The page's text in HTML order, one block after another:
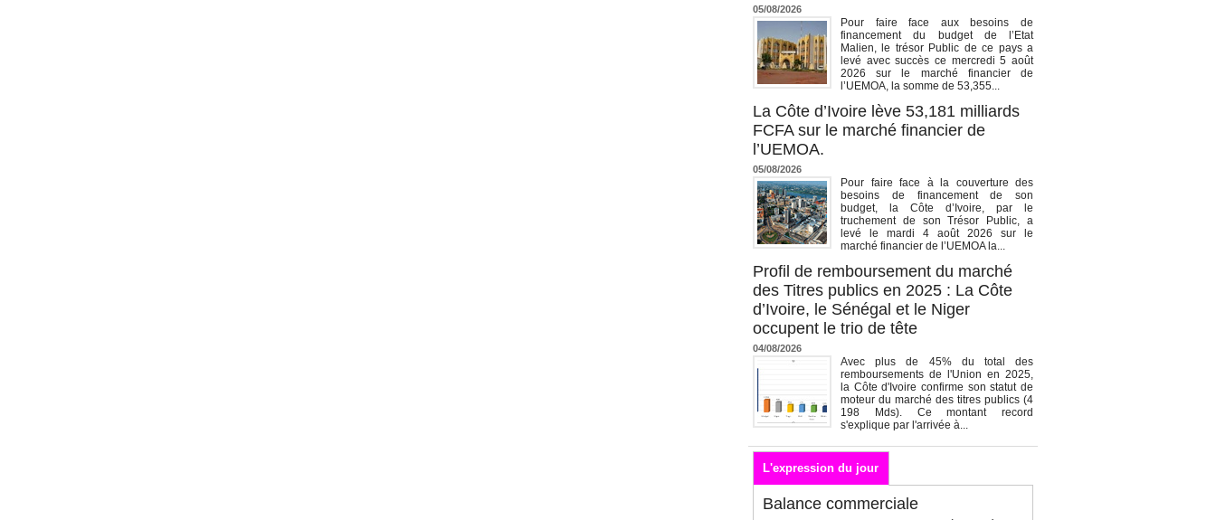
05/08/2026
Pour faire face aux besoins de
financement du budget de l’Etat
Malien, le trésor Public de ce pays a
levé avec succès ce mercredi 5 août
2026 sur le marché financier de
l’UEMOA, la somme de 53,355...
La Côte d’Ivoire lève 53,181 milliards
FCFA sur le marché financier de
l’UEMOA.
05/08/2026
Pour faire face à la couverture des
besoins de financement de son
budget, la Côte d’Ivoire, par le
truchement de son Trésor Public, a
levé le mardi 4 août 2026 sur le
marché financier de l’UEMOA la...
Profil de remboursement du marché
des Titres publics en 2025 : La Côte
d’Ivoire, le Sénégal et le Niger
occupent le trio de tête
04/08/2026
Avec plus de 45% du total des
remboursements de l'Union en 2025,
la Côte d'Ivoire confirme son statut de
moteur du marché des titres publics (4
198 Mds). Ce montant record
s'explique par l'arrivée à...
L'expression du jour
Balance commerciale